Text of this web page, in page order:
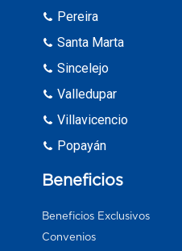
Pereira
Santa Marta
Sincelejo
Valledupar
Villavicencio
Popayán
Beneficios
Beneficios Exclusivos
Convenios